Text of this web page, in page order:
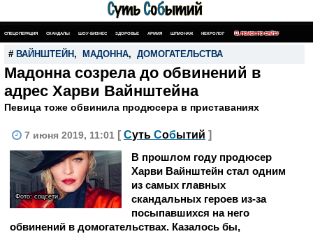
СПЕЦОПЕРАЦИЯ СКАНДАЛЫ ШОУ-БИЗНЕС ЗДОРОВЬЕ АРМИЯ ШПИОНАЖ НЕКРОЛОГ ПОИСК ПО САЙТУ
# ВАЙНШТЕЙН , МАДОННА, ДОМОГАТЕЛЬСТВА
Мадонна созрела до обвинений в
адрес Харви Вайнштейна
Певица тоже обвинила продюсера в приставаниях
7 июня 2019, 11:01 [ Суть Событий ]
Фото: соцсети
В прошлом году продюсер
Харви Вайнштейн стал одним
из самых главных
скандальных героев из-за
посыпавшихся на него
обвинений в домогательствах. Казалось бы,